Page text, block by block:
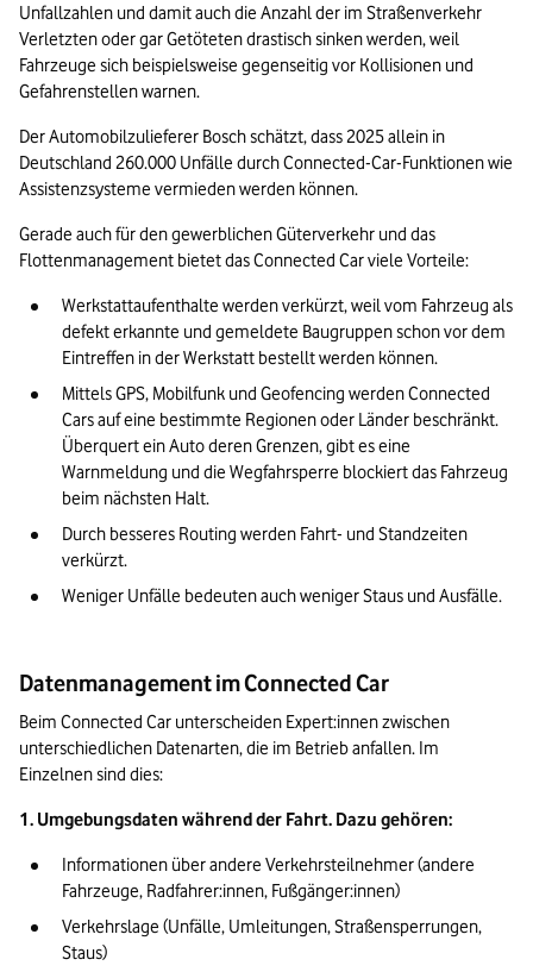
Unfallzahlen und damit auch die Anzahl der im Straßenverkehr
Verletzten oder gar Getöteten drastisch sinken werden, weil
Fahrzeuge sich beispielsweise gegenseitig vor Kollisionen und
Gefahrenstellen warnen.
Der Automobilzulieferer Bosch schätzt, dass 2025 allein in
Deutschland 260.000 Unfälle durch Connected-Car-Funktionen wie
Assistenzsysteme vermieden werden können.
Gerade auch für den gewerblichen Güterverkehr und das
Flottenmanagement bietet das Connected Car viele Vorteile:
Werkstattaufenthalte werden verkürzt, weil vom Fahrzeug als
defekt erkannte und gemeldete Baugruppen schon vor dem
Eintreffen in der Werkstatt bestellt werden können.
Mittels GPS, Mobilfunk und Geofencing werden Connected
Cars auf eine bestimmte Regionen oder Länder beschränkt.
Überquert ein Auto deren Grenzen, gibt es eine
Warnmeldung und die Wegfahrsperre blockiert das Fahrzeug
beim nächsten Halt.
Durch besseres Routing werden Fahrt- und Standzeiten
verkürzt.
Weniger Unfälle bedeuten auch weniger Staus und Ausfälle.
Datenmanagement im Connected Car
Beim Connected Car unterscheiden Expert:innen zwischen
unterschiedlichen Datenarten, die im Betrieb anfallen. Im
Einzelnen sind dies:
1. Umgebungsdaten während der Fahrt. Dazu gehören:
Informationen über andere Verkehrsteilnehmer (andere
Fahrzeuge, Radfahrer:innen, Fußgänger:innen)
Verkehrslage (Unfälle, Umleitungen, Straßensperrungen,
Staus)